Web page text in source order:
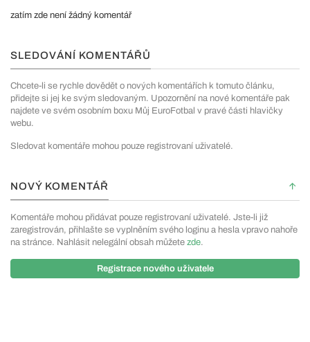
zatím zde není žádný komentář
SLEDOVÁNÍ KOMENTÁŘŮ
Chcete-li se rychle dovědět o nových komentářích k tomuto článku,
přidejte si jej ke svým sledovaným. Upozornění na nové komentáře pak
najdete ve svém osobním boxu Můj EuroFotbal v pravé části hlavičky
webu.
Sledovat komentáře mohou pouze registrovaní uživatelé.
NOVÝ KOMENTÁŘ
Komentáře mohou přidávat pouze registrovaní uživatelé. Jste-li již
zaregistrován, přihlašte se vyplněním svého loginu a hesla vpravo nahoře
na stránce. Nahlásit nelegální obsah můžete zde.
Registrace nového uživatele